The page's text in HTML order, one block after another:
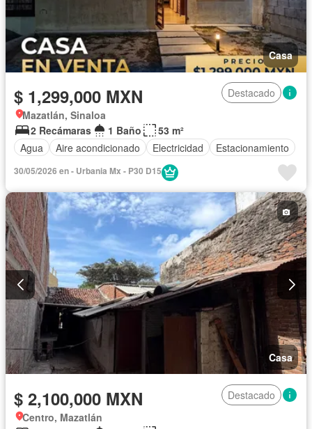
Casa
$ 1,299,000 MXN
Destacado
Mazatlán, Sinaloa
2 Recámaras
1 Baño
53 m²
Agua
Aire acondicionado Electricidad Estacionamiento
30/05/2026 en - Urbania Mx - P30 D15
Casa
$ 2,100,000 MXN
Destacado
Centro, Mazatlán